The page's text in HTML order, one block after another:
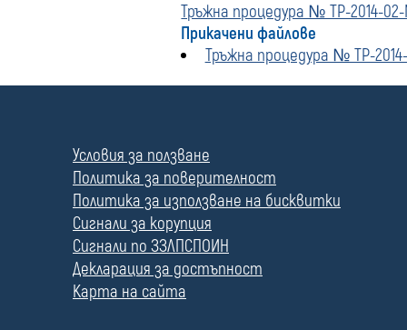
Тръжна процедура № TP-2014-
Прикачени файлове
Тръжна процедура № TP-
л
е
Условия за ползване
Политика за поверителност
Политика за използване на бисквитки
Сигнали за корупция
Сигнали по ЗЗЛПСПОИН
Декларация за достъпност
Карта на сайта